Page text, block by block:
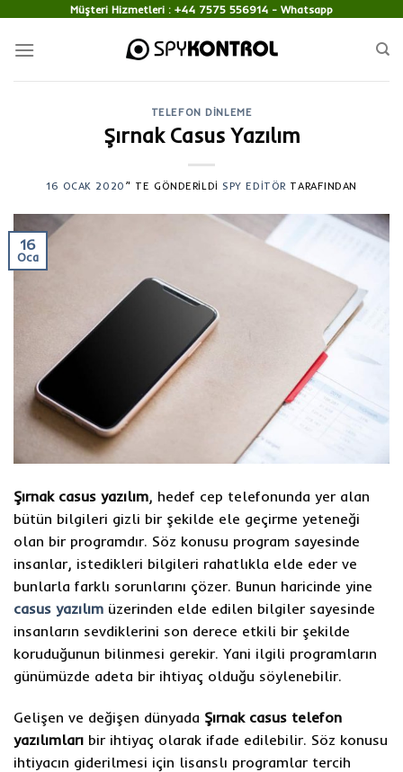
content
Müşteri Hizmetleri : +44 7575 556914 - Whatsapp
TELEFON DINLEME
Şırnak Casus Yazılım
16 OCAK 2020 ’' TE GÖNDERILDI SPY EDITÖR TARAFINDAN
16
Oca
Şırnak casus yazılım, hedef cep telefonunda yer alan
bütün bilgileri gizli bir şekilde ele geçirme yeteneği
olan bir programdır. Söz konusu program sayesinde
insanlar, istedikleri bilgileri rahatlıkla elde eder ve
bunlarla farklı sorunlarını çözer. Bunun haricinde yine
casus yazılım üzerinden elde edilen bilgiler sayesinde
insanların sevdiklerini son derece etkili bir şekilde
koruduğunun bilinmesi gerekir. Yani ilgili programların
günümüzde adeta bir ihtiyaç olduğu söylenebilir.
Gelişen ve değişen dünyada Şırnak casus telefon
yazılımları bir ihtiyaç olarak ifade edilebilir. Söz konusu
ihtiyacın giderilmesi için lisanslı programlar tercih